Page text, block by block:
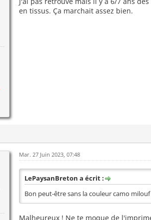
en tissus. Ça marchait assez bien.
Mar. 27 Juin 2023, 07:48
LePaysanBreton a écrit :
Bon peut-être sans la couleur camo
Malheureux ! Ne te moque de